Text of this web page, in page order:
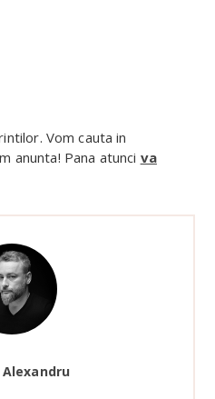
Vom cauta in
anunta! Pana atunci va